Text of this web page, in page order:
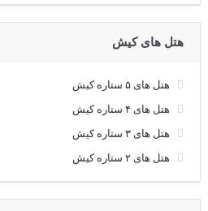
هتل های کیش
هتل های ۵ ستاره کیش
هتل های ۴ ستاره کیش
هتل های ۳ ستاره کیش
هتل های ۲ ستاره کیش